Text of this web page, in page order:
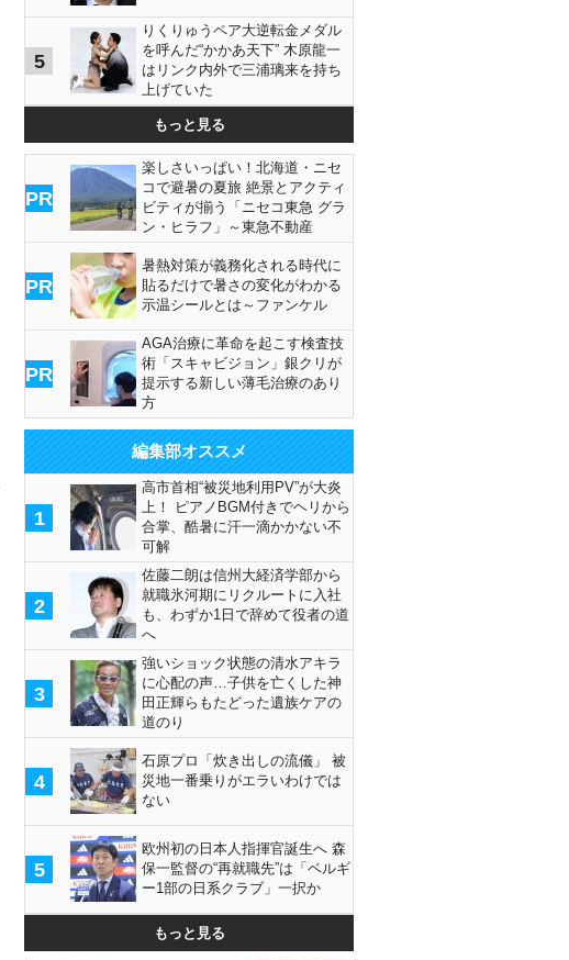
5
りくりゅうペア大逆転金メダル
を呼んだ“かかあ天下” 木原龍一
はリンク内外で三浦璃来を持ち
上げていた
もっと見る
PR
楽しさいっぱい！北海道・ニセ
コで避暑の夏旅 絶景とアクティ
ビティが揃う「ニセコ東急 グラ
ン・ヒラフ」～東急不動産
PR
暑熱対策が義務化される時代に
貼るだけで暑さの変化がわかる
示温シールとは～ファンケル
PR
AGA治療に革命を起こす検査技
術「スキャビジョン」銀クリが
提示する新しい薄毛治療のあり
方
編集部オススメ
1
高市首相“被災地利用PV”が大炎
上！ ピアノBGM付きでヘリから
合掌、酷暑に汗一滴かかない不
可解
2
佐藤二朗は信州大経済学部から
就職氷河期にリクルートに入社
も、わずか1日で辞めて役者の道
へ
3
強いショック状態の清水アキラ
に心配の声…子供を亡くした神
田正輝らもたどった遺族ケアの
道のり
4
石原プロ「炊き出しの流儀」 被
災地一番乗りがエラいわけでは
ない
5
欧州初の日本人指揮官誕生へ 森
保一監督の“再就職先”は「ベルギ
ー1部の日系クラブ」一択か
もっと見る